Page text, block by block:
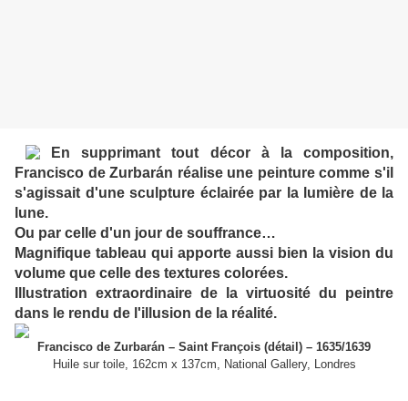
En supprimant tout décor à la composition,
Francisco de Zurbarán réalise une peinture comme s'il
s'agissait d'une sculpture éclairée par la lumière de la
lune.
Ou par celle d'un jour de souffrance…
Magnifique tableau qui apporte aussi bien la vision du
volume que celle des textures colorées.
Illustration extraordinaire de la virtuosité du peintre
dans le rendu de l'illusion de la réalité.
Francisco de Zurbarán – Saint François (détail) – 1635/1639
Huile sur toile, 162cm x 137cm, National Gallery, Londres